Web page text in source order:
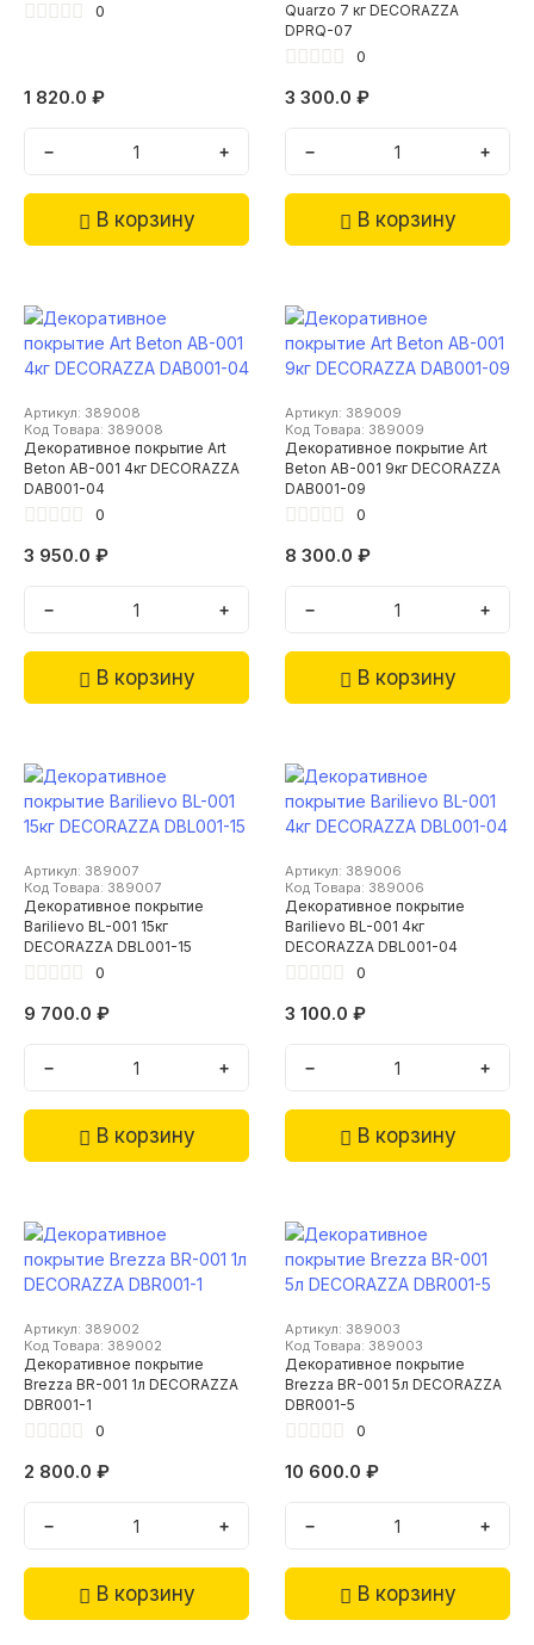
0
1 820.0 ₽
− +
В корзину
Quarzo 7 кг DECORAZZA
DPRQ-07
0
3 300.0 ₽
− +
В корзину
Артикул: 389008
Код Товара: 389008
Декоративное покрытие Art
Beton AB-001 4кг DECORAZZA
DAB001-04
0
3 950.0 ₽
− +
В корзину
Артикул: 389009
Код Товара: 389009
Декоративное покрытие Art
Beton AB-001 9кг DECORAZZA
DAB001-09
0
8 300.0 ₽
− +
В корзину
Артикул: 389007
Код Товара: 389007
Декоративное покрытие
Barilievo BL-001 15кг
DECORAZZA DBL001-15
0
9 700.0 ₽
− +
В корзину
Артикул: 389006
Код Товара: 389006
Декоративное покрытие
Barilievo BL-001 4кг
DECORAZZA DBL001-04
0
3 100.0 ₽
− +
В корзину
Артикул: 389002
Код Товара: 389002
Декоративное покрытие
Brezza BR-001 1л DECORAZZA
DBR001-1
0
2 800.0 ₽
− +
В корзину
Артикул: 389003
Код Товара: 389003
Декоративное покрытие
Brezza BR-001 5л DECORAZZA
DBR001-5
0
10 600.0 ₽
− +
В корзину